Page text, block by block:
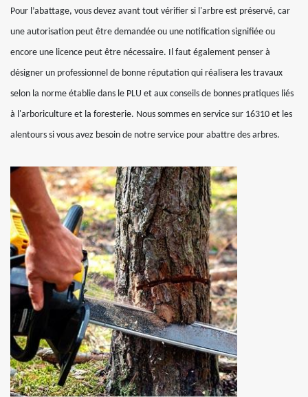
Pour l’abattage, vous devez avant tout vérifier si l'arbre est préservé, car
une autorisation peut être demandée ou une notification signifiée ou
encore une licence peut être nécessaire. Il faut également penser à
désigner un professionnel de bonne réputation qui réalisera les travaux
selon la norme établie dans le PLU et aux conseils de bonnes pratiques liés
à l'arboriculture et la foresterie. Nous sommes en service sur 16310 et les
alentours si vous avez besoin de notre service pour abattre des arbres.